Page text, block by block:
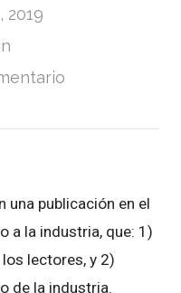
2019
una publicación en el
a la industria, que: 1)
lectores, y 2)
de la industria.